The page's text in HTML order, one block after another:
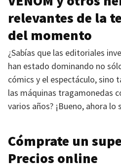
relevantes de la
del momento
¿Sabías que las editoriales
han estado dominando no
cómics y el espectáculo, sino
las máquinas tragamonedas
varios años? ¡Bueno, ahora lo
Cómprate un
Precios online